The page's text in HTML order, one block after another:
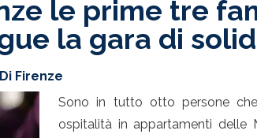
le prime tre
la gara di
Firenze
Sono in tutto otto persone
ospitalità in appartamenti delle